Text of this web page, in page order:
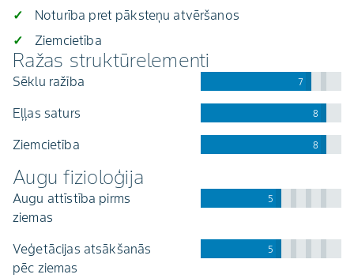
Noturība pret pāksteņu atvēršanos
Ziemcietība
Ražas struktūrelementi
sēklu ražība 7
eļļas saturs 8
ziemcietība 8
Augu fizioloģija
augu attīstība pirms
ziemas
5
veģetācijas atsākšanās
pēc ziemas
5